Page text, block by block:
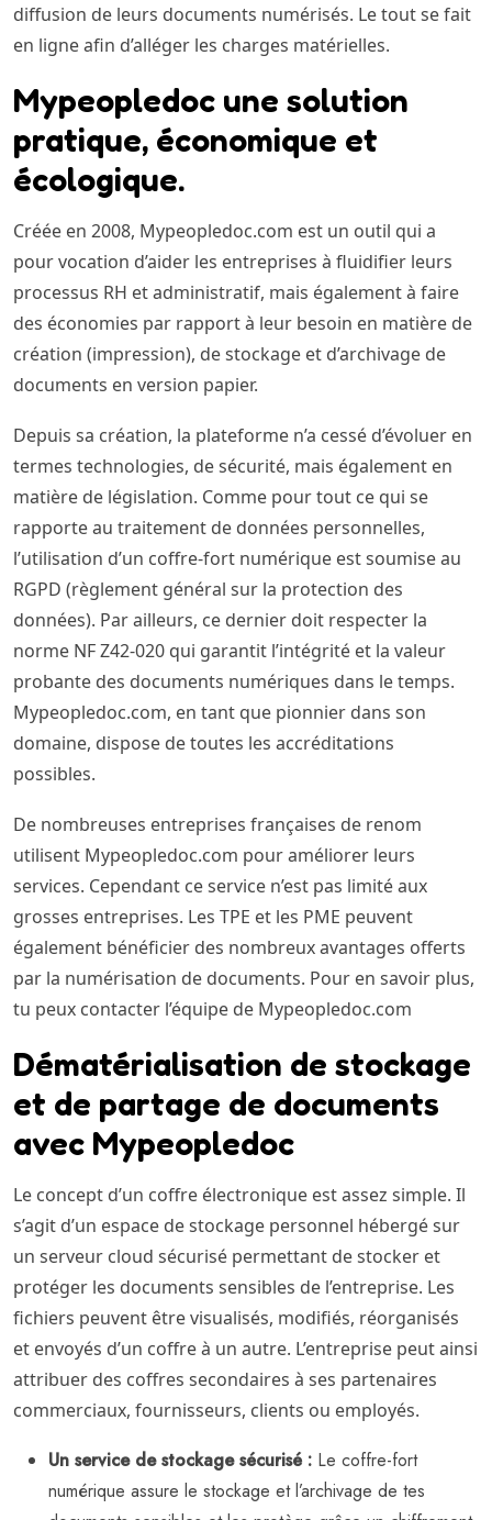
diffusion de leurs documents numérisés. Le tout se fait
en ligne afin d’alléger les charges matérielles.
Mypeopledoc une solution
pratique, économique et
écologique.
Créée en 2008, Mypeopledoc.com est un outil qui a
pour vocation d’aider les entreprises à fluidifier leurs
processus RH et administratif, mais également à faire
des économies par rapport à leur besoin en matière de
création (impression), de stockage et d’archivage de
documents en version papier.
Depuis sa création, la plateforme n’a cessé d’évoluer en
termes technologies, de sécurité, mais également en
matière de législation. Comme pour tout ce qui se
rapporte au traitement de données personnelles,
l’utilisation d’un coffre-fort numérique est soumise au
RGPD (règlement général sur la protection des
données). Par ailleurs, ce dernier doit respecter la
norme NF Z42-020 qui garantit l’intégrité et la valeur
probante des documents numériques dans le temps.
Mypeopledoc.com, en tant que pionnier dans son
domaine, dispose de toutes les accréditations
possibles.
De nombreuses entreprises françaises de renom
utilisent Mypeopledoc.com pour améliorer leurs
services. Cependant ce service n’est pas limité aux
grosses entreprises. Les TPE et les PME peuvent
également bénéficier des nombreux avantages offerts
par la numérisation de documents. Pour en savoir plus,
tu peux contacter l’équipe de Mypeopledoc.com
Dématérialisation de stockage
et de partage de documents
avec Mypeopledoc
Le concept d’un coffre électronique est assez simple. Il
s’agit d’un espace de stockage personnel hébergé sur
un serveur cloud sécurisé permettant de stocker et
protéger les documents sensibles de l’entreprise. Les
fichiers peuvent être visualisés, modifiés, réorganisés
et envoyés d’un coffre à un autre. L’entreprise peut ainsi
attribuer des coffres secondaires à ses partenaires
commerciaux, fournisseurs, clients ou employés.
Un service de stockage sécurisé : Le coffre-fort
numérique assure le stockage et l’archivage de tes